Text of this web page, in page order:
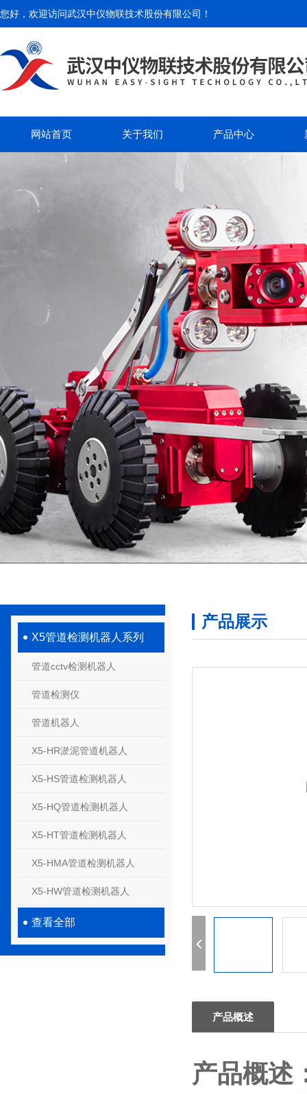
您好，欢迎访问武汉中仪物联技术股份有限公司 ！
网站首页 关于我们 产品中心
X5管道检测机器人系列
管道cctv检测机器人
管道检测仪
管道机器人
X5-HR淤泥管道机器人
X5-HS管道检测机器人
X5-HQ管道检测机器人
X5-HT管道检测机器人
X5-HMA管道检测机器人
X5-HW管道检测机器人
查看全部
产品展示
产品概述
产品概述